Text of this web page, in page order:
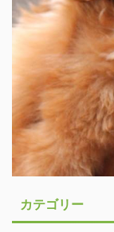
カテゴリー